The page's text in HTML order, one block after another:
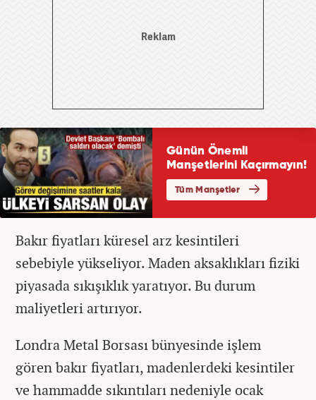
Bakır fiyatları küresel arz kesintileri
sebebiyle yükseliyor. Maden aksaklıkları fiziki
piyasada sıkışıklık yaratıyor. Bu durum
maliyetleri artırıyor.
Londra Metal Borsası bünyesinde işlem
gören bakır fiyatları, madenlerdeki kesintiler
ve hammadde sıkıntıları nedeniyle ocak